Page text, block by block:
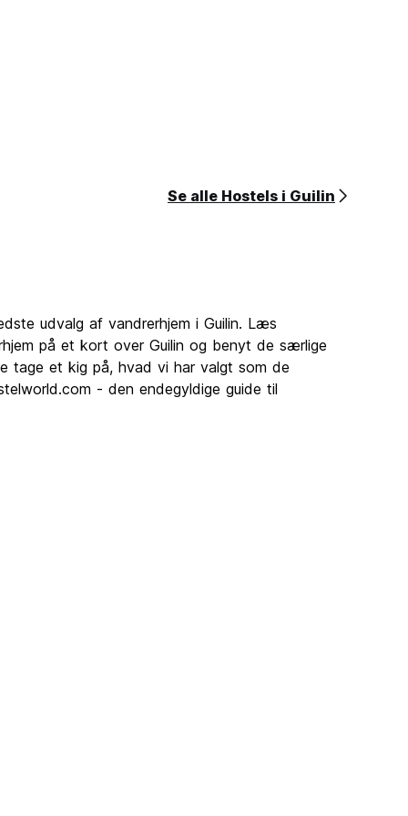
Se alle Hostels i Guilin
udvalg af vandrerhjem i Guilin. Læs
på et kort over Guilin og benyt de særlige
tage et kig på, hvad vi har valgt som de
- den endegyldige guide til